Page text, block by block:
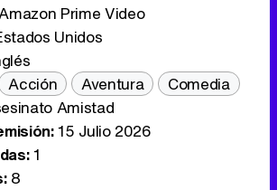
Prime Video
Unidos
Acción Aventura
Comedia
Amistad
15 Julio 2026
1
8